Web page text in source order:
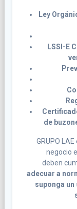
Ley
LSSI-E
de
GRUPO
negocio
deben
adecuar a
suponga